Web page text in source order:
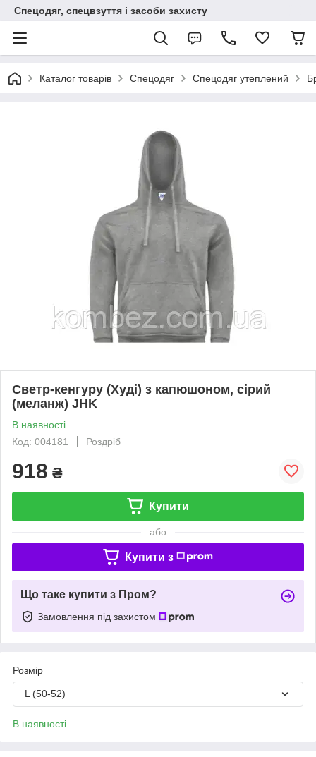
Спецодяг, спецвзуття і засоби захисту
Каталог товарів Спецодяг Спецодяг утеплений
Светр-кенгуру (Худі) з капюшоном, сірий
(меланж) JHK
В наявності
Код: 004181
Роздріб
918 ₴
Купити
або
Купити з
Що таке купити з Пром?
Замовлення під захистом
Розмір
L (50-52)
В наявності